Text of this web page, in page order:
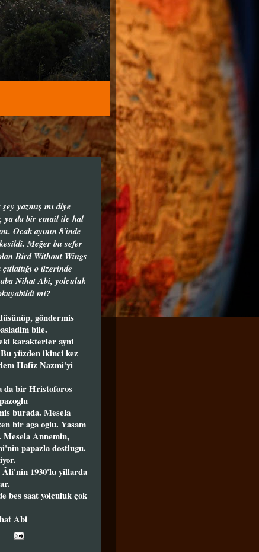
yazmış mı diye
ya da bir email ile hal
Ocak ayının 8'inde
Meğer bu sefer
Bird Without Wings
o üzerinde
Nihat Abi, yolculuk
mi?
göndermis
bile.
karakterler ayni
yüzden ikinci kez
Hafiz Nazmi'yi
da bir Hristoforos
burada. Mesela
bir aga oglu. Yasam
Annemin,
papazla dostlugu.
Âli'nin 1930'lu yillarda
bes saat yolculuk çok
Abi